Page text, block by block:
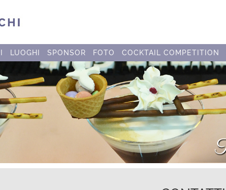
LUOGHI SPONSOR FOTO COCKTAIL COMPETITION